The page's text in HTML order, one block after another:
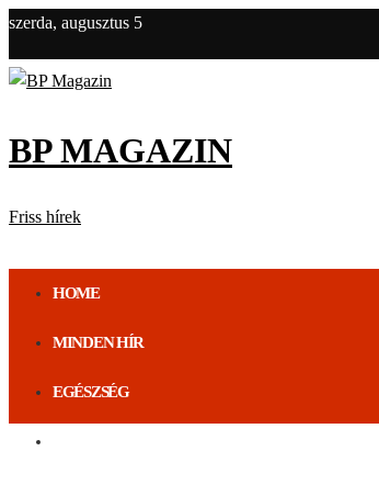
szerda, augusztus 5
BP MAGAZIN
Friss hírek
HOME
MINDEN HÍR
EGÉSZSÉG